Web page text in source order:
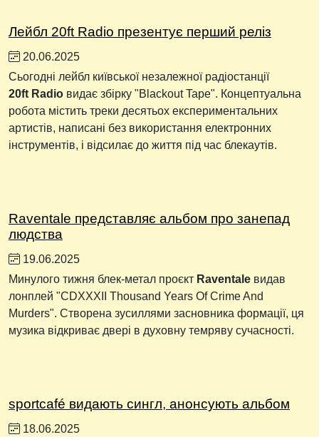
Лейбл 20ft Radio презентує перший реліз
20.06.2025
Сьогодні лейбл київської незалежної радіостанції
20ft Radio видає збірку "Blackout Tape". Концептуальна
робота містить треки десятьох експериментальних
артистів, написані без використання електронних
інструментів, і відсилає до життя під час блекаутів.
Raventale представляє альбом про занепад
людства
19.06.2025
Минулого тижня блек-метал проєкт Raventale видав
лонплей "CDXXXII Thousand Years Of Crime And
Murders". Створена зусиллями засновника формації, ця
музика відкриває двері в духовну темряву сучасності.
sportcafé видають сингл, анонсують альбом
18.06.2025